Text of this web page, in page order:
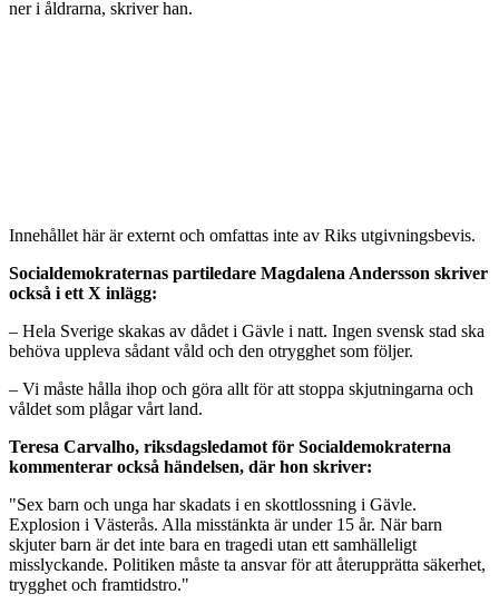
ner i åldrarna, skriver han.
Innehållet här är externt och omfattas inte av Riks utgivningsbevis.
Socialdemokraternas partiledare Magdalena Andersson skriver
också i ett X inlägg:
– Hela Sverige skakas av dådet i Gävle i natt. Ingen svensk stad ska
behöva uppleva sådant våld och den otrygghet som följer.
– Vi måste hålla ihop och göra allt för att stoppa skjutningarna och
våldet som plågar vårt land.
Teresa Carvalho, riksdagsledamot för Socialdemokraterna
kommenterar också händelsen, där hon skriver:
"Sex barn och unga har skadats i en skottlossning i Gävle.
Explosion i Västerås. Alla misstänkta är under 15 år. När barn
skjuter barn är det inte bara en tragedi utan ett samhälleligt
misslyckande. Politiken måste ta ansvar för att återupprätta säkerhet,
trygghet och framtidstro."